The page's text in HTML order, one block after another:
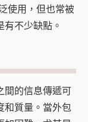
使用，但也常被
不少缺點。
間的信息傳遞可
和質量。當外包